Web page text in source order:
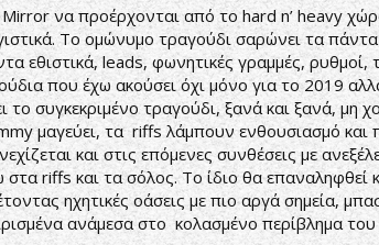
να προέρχονται από το hard n’ heavy
Το ομώνυμο τραγούδι σαρώνει τα
εθιστικά, leads, φωνητικές γραμμές,
που έχω ακούσει όχι μόνο για το 2019
συγκεκριμένο τραγούδι, ξανά και ξανά, μη
μαγεύει, τα riffs λάμπουν ενθουσιασμό
και στις επόμενες συνθέσεις με
riffs και τα σόλος. Το ίδιο θα επαναληφθεί
ηχητικές οάσεις με πιο αργά σημεία,
ανάμεσα στο κολασμένο περίβλημα